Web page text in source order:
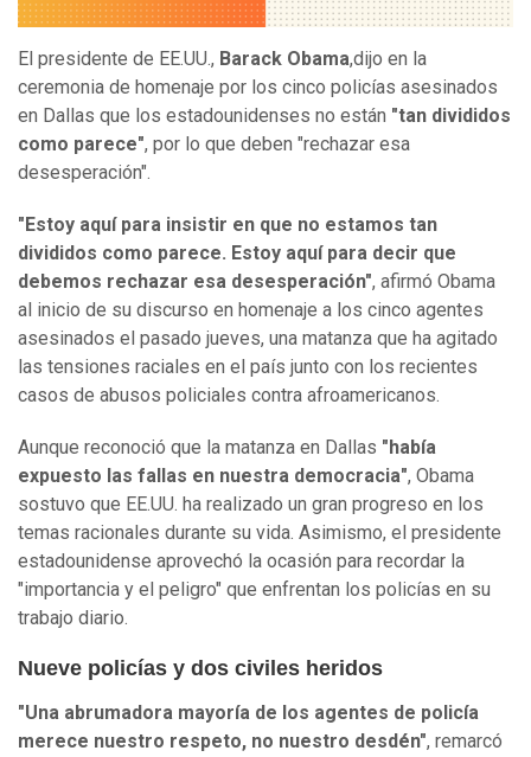
El presidente de EE.UU., Barack Obama,dijo en la
ceremonia de homenaje por los cinco policías asesinados
en Dallas que los estadounidenses no están "tan divididos
como parece", por lo que deben "rechazar esa
desesperación".
"Estoy aquí para insistir en que no estamos tan
divididos como parece. Estoy aquí para decir que
debemos rechazar esa desesperación", afirmó Obama
al inicio de su discurso en homenaje a los cinco agentes
asesinados el pasado jueves, una matanza que ha agitado
las tensiones raciales en el país junto con los recientes
casos de abusos policiales contra afroamericanos.
Aunque reconoció que la matanza en Dallas "había
expuesto las fallas en nuestra democracia", Obama
sostuvo que EE.UU. ha realizado un gran progreso en los
temas racionales durante su vida. Asimismo, el presidente
estadounidense aprovechó la ocasión para recordar la
"importancia y el peligro" que enfrentan los policías en su
trabajo diario.
Nueve policías y dos civiles heridos
"Una abrumadora mayoría de los agentes de policía
merece nuestro respeto, no nuestro desdén", remarcó